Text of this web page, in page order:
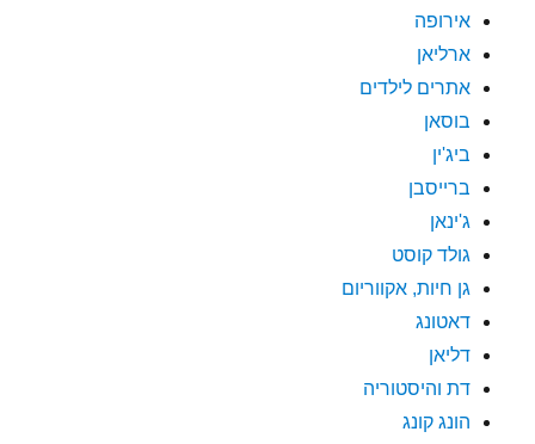
אירופה
ארליאן
אתרים לילדים
בוסאן
ביג'ין
ברייסבן
ג'ינאן
גולד קוסט
גן חיות, אקווריום
דאטונג
דליאן
דת והיסטוריה
הונג קונג